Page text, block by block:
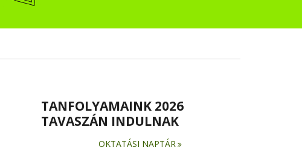
TANFOLYAMAINK 2026
TAVASZÁN INDULNAK
OKTATÁSI NAPTÁR